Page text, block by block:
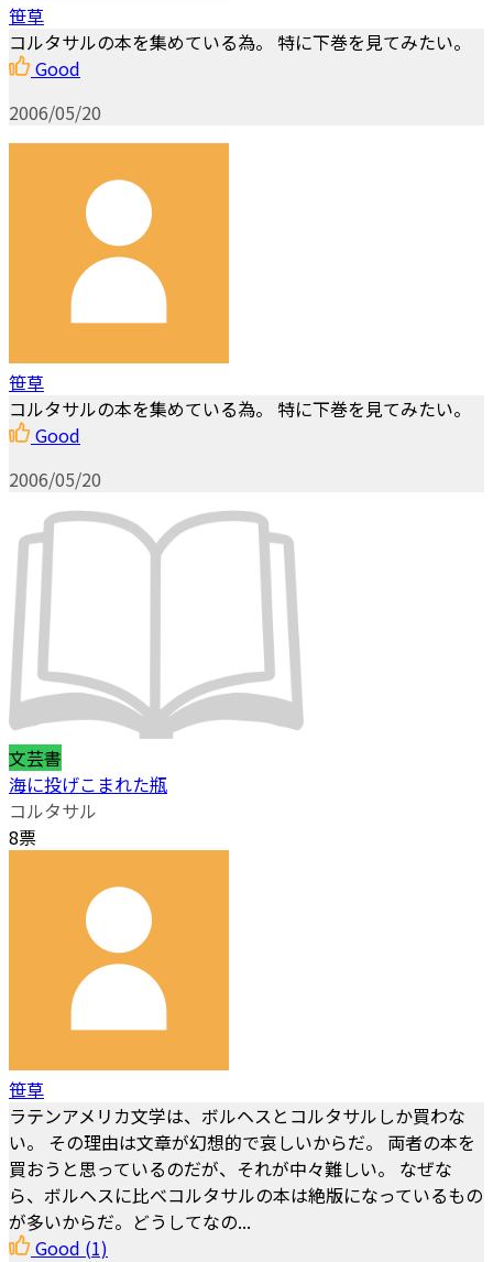
笹草
コルタサルの本を集めている為。 特に下巻を見てみたい。
Good
2006/05/20
笹草
コルタサルの本を集めている為。 特に下巻を見てみたい。
Good
2006/05/20
文芸書
海に投げこまれた瓶
コルタサル
8票
笹草
ラテンアメリカ文学は、ボルヘスとコルタサルしか買わな
い。 その理由は文章が幻想的で哀しいからだ。 両者の本を
買おうと思っているのだが、それが中々難しい。 なぜな
ら、ボルヘスに比べコルタサルの本は絶版になっているもの
が多いからだ。どうしてなの...
Good (1)